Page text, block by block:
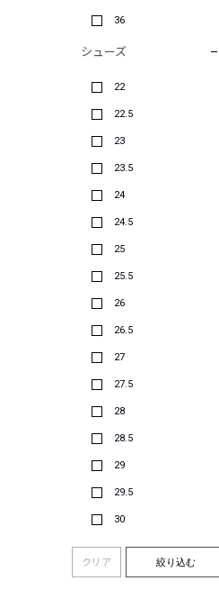
36
シューズ
22
22.5
23
23.5
24
24.5
25
25.5
26
26.5
27
27.5
28
28.5
29
29.5
30
クリア 絞り込む